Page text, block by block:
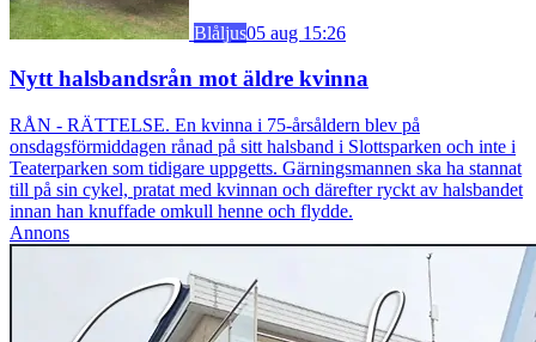
Blåljus05 aug 15:26
Nytt halsbandsrån mot äldre kvinna
RÅN - RÄTTELSE. En kvinna i 75-årsåldern blev på
onsdagsförmiddagen rånad på sitt halsband i Slottsparken och inte i
Teaterparken som tidigare uppgetts. Gärningsmannen ska ha stannat
till på sin cykel, pratat med kvinnan och därefter ryckt av halsbandet
innan han knuffade omkull henne och flydde.
Annons